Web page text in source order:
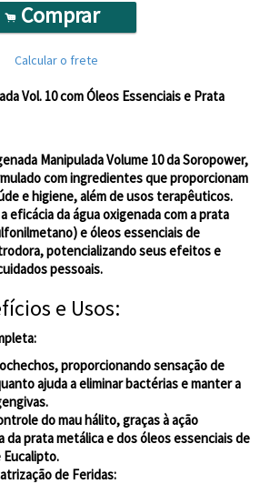
. Comprar
Calcular o frete
Vol. 10 com Óleos Essenciais e Prata
Manipulada Volume 10 da Soropower,
com ingredientes que proporcionam
e higiene, além de usos terapêuticos.
eficácia da água oxigenada com a prata
e óleos essenciais de
potencializando seus efeitos e
pessoais.
e Usos:
:
proporcionando sensação de
ajuda a eliminar bactérias e manter a
do mau hálito, graças à ação
da prata metálica e dos óleos essenciais de
Eucalipto.
de Feridas: